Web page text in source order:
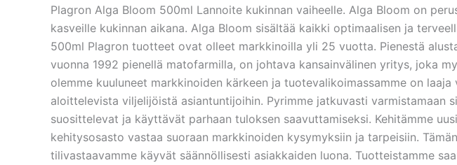
Plagron Alga Bloom 500ml Lannoite kukinnan vaiheelle. Alga Bloom on
kasveille kukinnan aikana. Alga Bloom sisältää kaikki optimaalisen ja
500ml Plagron tuotteet ovat olleet markkinoilla yli 25 vuotta. Pienestä
vuonna 1992 pienellä matofarmilla, on johtava kansainvälinen yritys, joka
olemme kuuluneet markkinoiden kärkeen ja tuotevalikoimassamme on
aloittelevista viljelijöistä asiantuntijoihin. Pyrimme jatkuvasti varmistamaan
suosittelevat ja käyttävät parhaan tuloksen saavuttamiseksi. Kehitämme
kehitysosasto vastaa suoraan markkinoiden kysymyksiin ja tarpeisiin.
tilivastaavamme käyvät säännöllisesti asiakkaiden luona. Tuotteistamme